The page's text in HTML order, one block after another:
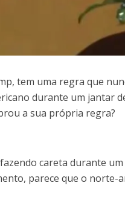
tem uma regra que
durante um jantar
a sua própria regra?
careta durante
parece que o norte-